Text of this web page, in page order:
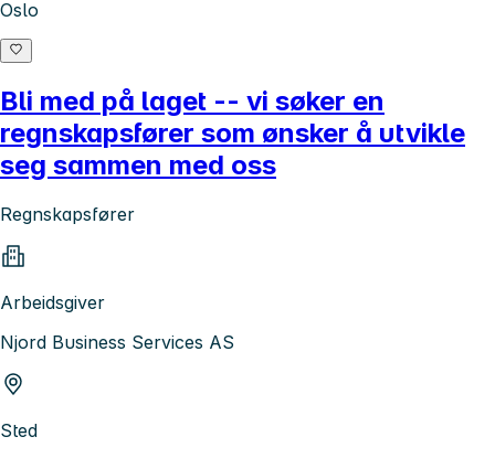
Oslo
Bli med på laget -- vi søker en
regnskapsfører som ønsker å utvikle
seg sammen med oss
Regnskapsfører
Arbeidsgiver
Njord Business Services AS
Sted